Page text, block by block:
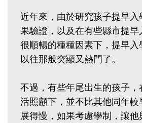
近年來，由於研究孩子提早
果驗證，以及在有些縣市提
很順暢的種種因素下，提早
以往那般突顯又熱門了。
不過，有些年尾出生的孩子，
活照顧下，並不比其他同年
展得慢，如果考慮學制，讓